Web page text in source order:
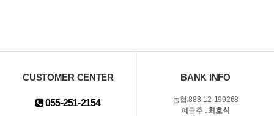
CUSTOMER CENTER
055-251-2154
BANK INFO
농협:888-12-199268
예금주 : 최호식